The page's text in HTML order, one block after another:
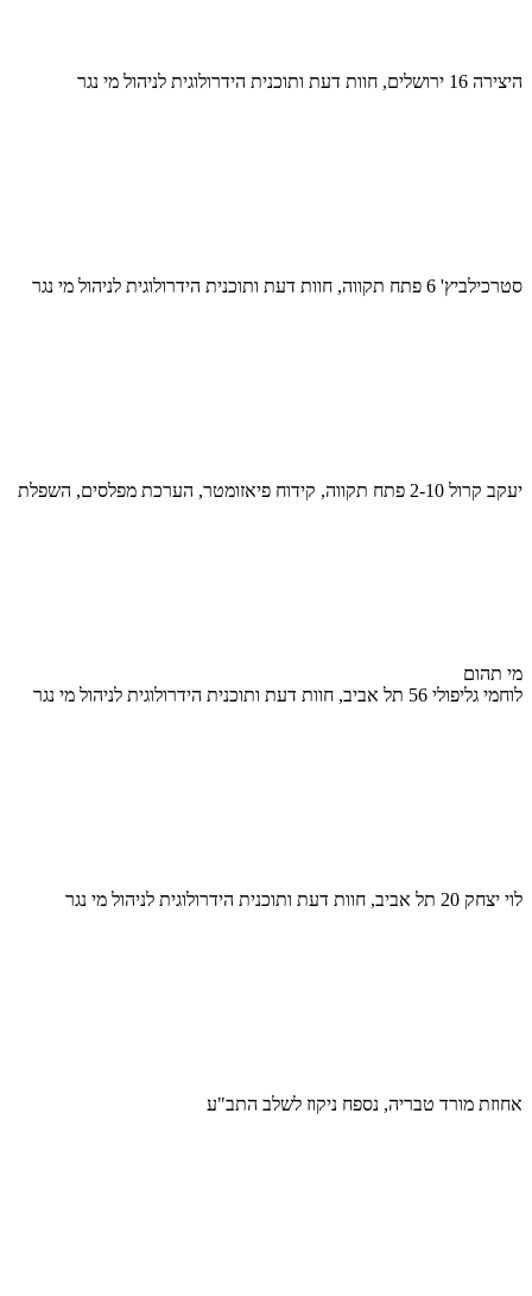
היצירה 16 ירושלים, חוות דעת ותוכנית הידרולוגית לניהול מי נגר
סטרכילביץ' 6 פתח תקווה, חוות דעת ותוכנית הידרולוגית לניהול מי נגר
יעקב קרול 2-10 פתח תקווה, קידוח פיאזומטר, הערכת מפלסים, השפלת
מי תהום
לוחמי גליפולי 56 תל אביב, חוות דעת ותוכנית הידרולוגית לניהול מי נגר
לוי יצחק 20 תל אביב, חוות דעת ותוכנית הידרולוגית לניהול מי נגר
אחוזת מורד טבריה, נספח ניקוז לשלב התב"ע